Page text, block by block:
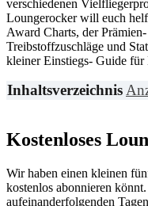
verschiedenen
Loungerocker will euch
Award Charts, der
Treibstoffzuschläge und
kleiner Einstiegs- Guide
Inhaltsverzeichnis
Kostenloses
Wir haben einen kleinen
kostenlos abonnieren
aufeinanderfolgenden